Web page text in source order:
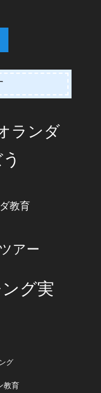
ランダ
教育
アー
グ実
グ
教育